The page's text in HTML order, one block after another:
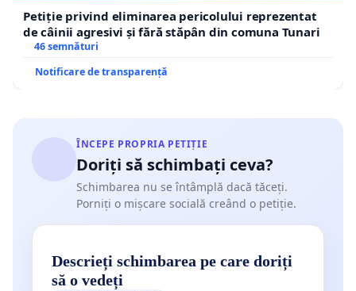
Petiție privind eliminarea pericolului reprezentat
de câinii agresivi și fără stăpân din comuna Tunari
46 semnături
Notificare de transparență
ÎNCEPE PROPRIA PETIȚIE
Doriți să schimbați ceva?
Schimbarea nu se întâmplă dacă tăceți.
Porniți o mișcare socială creând o petiție.
Descrieți schimbarea pe care doriți
să o vedeți